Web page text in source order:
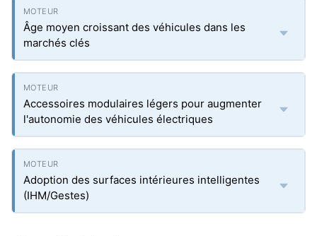
Âge moyen croissant des véhicules dans les
marchés clés
Accessoires modulaires légers pour augmenter
l'autonomie des véhicules électriques
Adoption des surfaces intérieures intelligentes
(IHM/Gestes)